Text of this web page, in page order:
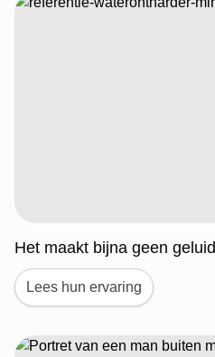
Het maakt bijna geen geluid
Lees hun ervaring